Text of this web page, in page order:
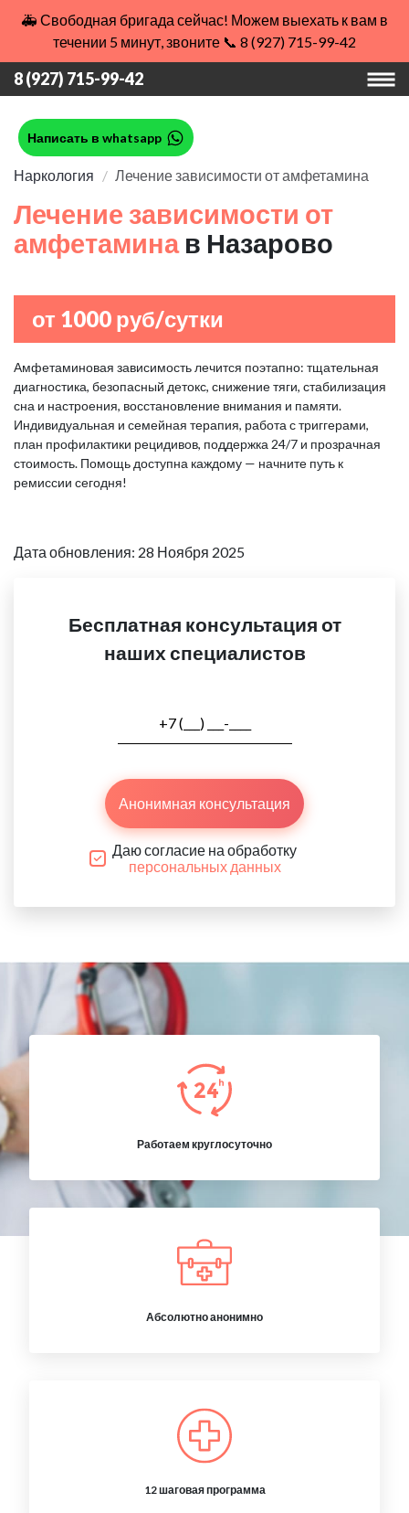
🚑 Свободная бригада сейчас! Можем выехать к вам в
течении 5 минут, звоните 📞 8 (927) 715-99-42
8 (927) 715-99-42
Написать в whatsapp
Наркология Лечение зависимости от амфетамина
Лечение зависимости от
амфетамина в Назарово
от 1000 руб/сутки
Амфетаминовая зависимость лечится поэтапно: тщательная
диагностика, безопасный детокс, снижение тяги, стабилизация
сна и настроения, восстановление внимания и памяти.
Индивидуальная и семейная терапия, работа с триггерами,
план профилактики рецидивов, поддержка 24/7 и прозрачная
стоимость. Помощь доступна каждому — начните путь к
ремиссии сегодня!
Дата обновления: 28 Ноября 2025
Бесплатная консультация от
наших специалистов
Анонимная консультация
Даю согласие на обработку
персональных данных
Работаем круглосуточно
Абсолютно анонимно
12 шаговая программа